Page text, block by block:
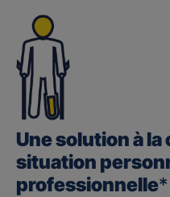
Une solution à
situation
professionnelle*